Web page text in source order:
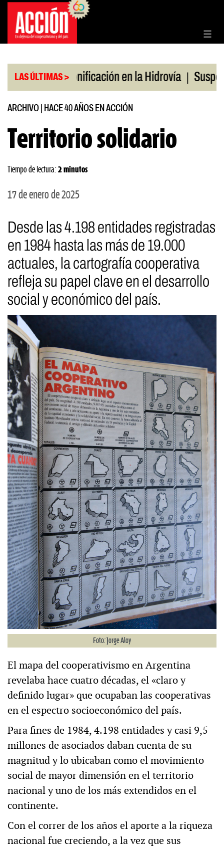
Saltar
contenido
LAS ÚLTIMAS >
julio | Bonificación en la Hidrovía | Suspenden
ARCHIVO HACE 40 AÑOS EN ACCIÓN
Territorio solidario
Tiempo de lectura: 2 minutos
17 de enero de 2025
Desde las 4.198 entidades registradas
en 1984 hasta las más de 19.000
actuales, la cartografía cooperativa
refleja su papel clave en el desarrollo
social y económico del país.
Foto: Jorge Aloy
El mapa del cooperativismo en Argentina
revelaba hace cuatro décadas, el «claro y
definido lugar» que ocupaban las cooperativas
en el espectro socioeconómico del país.
Para fines de 1984, 4.198 entidades y casi 9,5
millones de asociados daban cuenta de su
magnitud y lo ubicaban como el movimiento
social de mayor dimensión en el territorio
nacional y uno de los más extendidos en el
continente.
Con el correr de los años el aporte a la riqueza
nacional fue creciendo, a la vez que sus